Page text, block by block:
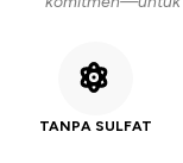
TANPA SULFAT